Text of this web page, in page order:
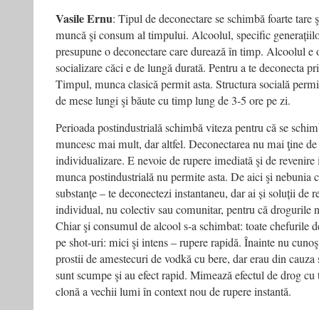
Vasile Ernu: Tipul de deconectare se schimbă foarte
muncă şi consum al timpului. Alcoolul, specific
presupune o deconectare care durează în timp. Alcoolul e
socializare căci e de lungă durată. Pentru a te deconecta
Timpul, munca clasică permit asta. Structura socială
de mese lungi şi băute cu timp lung de 3-5 ore pe zi.
Perioada postindustrială schimbă viteza pentru că se
muncesc mai mult, dar altfel. Deconectarea nu mai ţine
individualizare. E nevoie de rupere imediată şi de
munca postindustrială nu permite asta. De aici şi nebunia
substanțe – te deconectezi instantaneu, dar ai și soluții de
individual, nu colectiv sau comunitar, pentru că drogurile
Chiar şi consumul de alcool s-a schimbat: toate chefurile
pe shot-uri: mici şi intens – rupere rapidă. Înainte nu
prostii de amestecuri de vodkă cu bere, dar erau din
sunt scumpe şi au efect rapid. Mimează efectul de drog
clonă a vechii lumi în context nou de rupere instantă.